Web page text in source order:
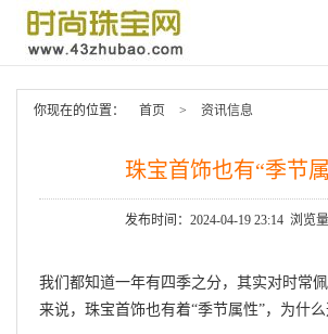
你现在的位置： 首页 > 资讯信息
珠宝首饰也有“季节
发布时间：2024-04-19 23:14 浏览
我们都知道一年有四季之分，其实对时常
来说，珠宝首饰也有着“季节属性”，为什么